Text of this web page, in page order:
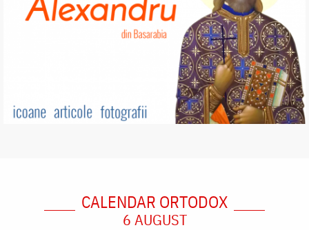
CALENDAR ORTODOX
6 AUGUST